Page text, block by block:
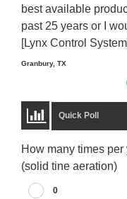
best available
past 25 years or I
[Lynx Control
Granbury, TX
Quick Poll
How many times
(solid tine aeration)
0